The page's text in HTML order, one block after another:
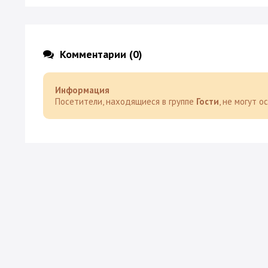
Комментарии (0)
Информация
Посетители, находящиеся в группе Гости, не могут